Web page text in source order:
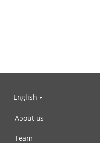
English
About us
Team